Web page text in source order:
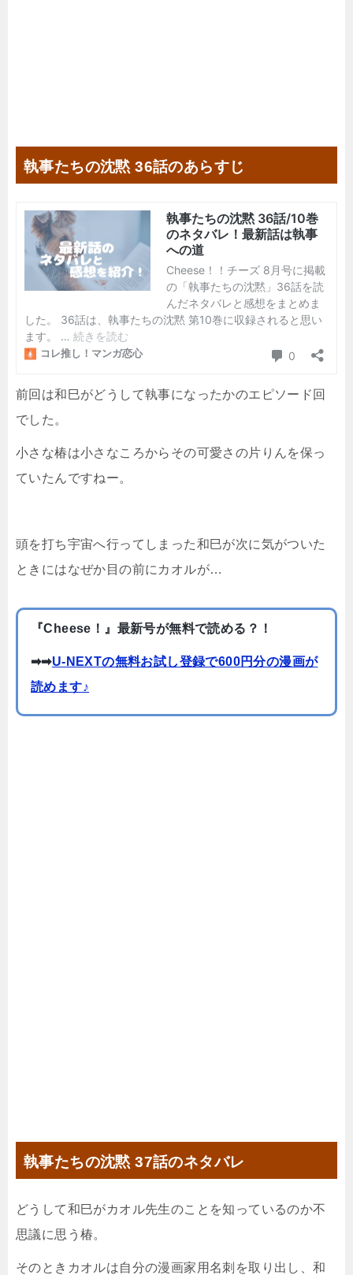
執事たちの沈黙 36話のあらすじ
前回は和巳がどうして執事になったかのエピソード回
でした。
小さな椿は小さなころからその可愛さの片りんを保っ
ていたんですねー。
頭を打ち宇宙へ行ってしまった和巳が次に気がついた
ときにはなぜか目の前にカオルが…
『Cheese！』最新号が無料で読める？！
➡➡U-NEXTの無料お試し登録で600円分の漫画が
読めます♪
執事たちの沈黙 37話のネタバレ
どうして和巳がカオル先生のことを知っているのか不
思議に思う椿。
そのときカオルは自分の漫画家用名刺を取り出し、和